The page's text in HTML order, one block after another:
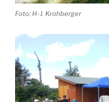
Foto: H-J. Krohberger